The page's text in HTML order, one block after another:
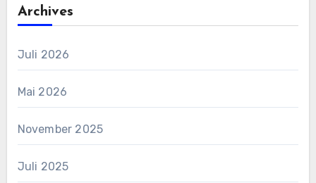
Archives
Juli 2026
Mai 2026
November 2025
Juli 2025